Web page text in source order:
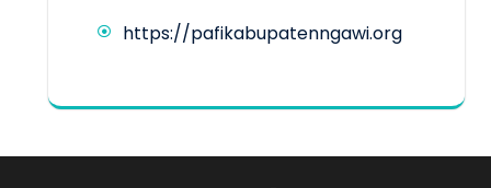
https://pafikabupatenngawi.org